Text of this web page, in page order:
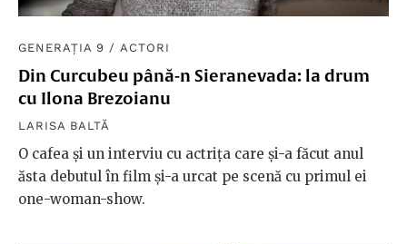
GENERAȚIA 9 / ACTORI
Din Curcubeu până-n Sieranevada: la drum
cu Ilona Brezoianu
LARISA BALTĂ
O cafea și un interviu cu actrița care și-a făcut anul
ăsta debutul în film și-a urcat pe scenă cu primul ei
one-woman-show.